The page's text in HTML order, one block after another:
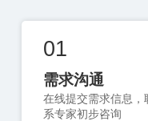
01
需求沟通
系专家初步咨询